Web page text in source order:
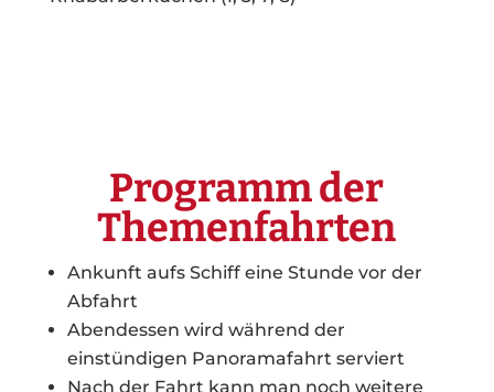
Programm der
Themenfahrten
Ankunft aufs Schiff eine Stunde vor der
Abfahrt
Abendessen wird während der
einstündigen Panoramafahrt serviert
Nach der Fahrt kann man noch weitere